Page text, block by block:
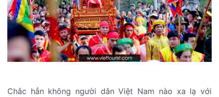
Chắc hẳn không người dân Việt Nam nào xa lạ với